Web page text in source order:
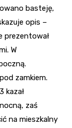
basteję,
opis –
prezentował
W
zamkiem.
kazał
zaś
na mieszkalny